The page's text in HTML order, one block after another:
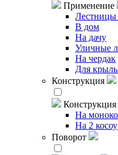
Применение
Лестницы
В дом
На дачу
Уличные
На чердак
Для
Конструкция
Конструкция
На
На 2
Поворот